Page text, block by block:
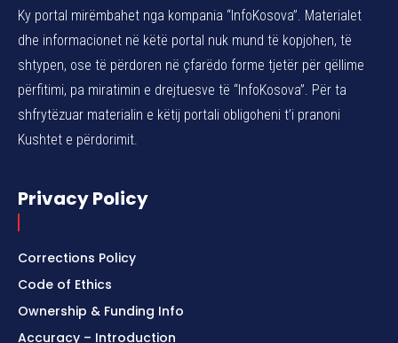
Ky portal mirëmbahet nga kompania “InfoKosova”. Materialet
dhe informacionet në këtë portal nuk mund të kopjohen, të
shtypen, ose të përdoren në çfarëdo forme tjetër për qëllime
përfitimi, pa miratimin e drejtuesve të “InfoKosova”. Për ta
shfrytëzuar materialin e këtij portali obligoheni t’i pranoni
Kushtet e përdorimit.
Privacy Policy
Corrections Policy
Code of Ethics
Ownership & Funding Info
Accuracy – Introduction